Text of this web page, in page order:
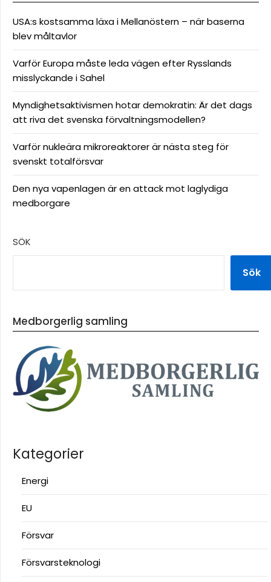
USA:s kostsamma läxa i Mellanöstern – när baserna
blev måltavlor
Varför Europa måste leda vägen efter Rysslands
misslyckande i Sahel
Myndighetsaktivismen hotar demokratin: Är det dags
att riva det svenska förvaltningsmodellen?
Varför nukleära mikroreaktorer är nästa steg för
svenskt totalförsvar
Den nya vapenlagen är en attack mot laglydiga
medborgare
SÖK
Sök
Medborgerlig samling
Kategorier
Energi
EU
Försvar
Försvarsteknologi